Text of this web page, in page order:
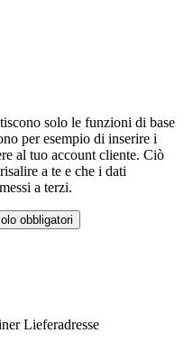
solo le funzioni di base
per esempio di inserire i
al tuo account cliente. Ciò
a te e che i dati
a terzi.
obbligatori
Lieferadresse